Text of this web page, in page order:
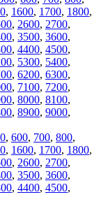
, 1600, 1700, 1800,
, 2600, 2700,
, 3500, 3600,
, 4400, 4500,
, 5300, 5400,
, 6200, 6300,
, 7100, 7200,
, 8000, 8100,
, 8900, 9000,
, 600, 700, 800,
, 1600, 1700, 1800,
, 2600, 2700,
, 3500, 3600,
, 4400, 4500,